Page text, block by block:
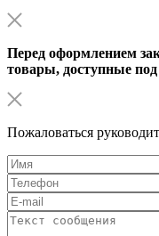
Перед оформлением
товары, доступные под
Пожаловаться